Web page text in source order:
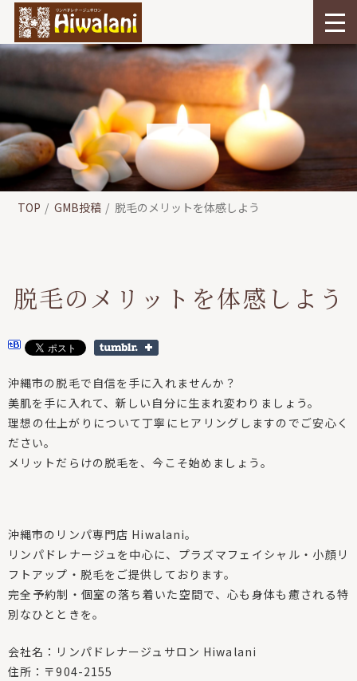
TOP GMB投稿 脱毛のメリットを体感しよう
脱毛のメリットを体感しよう
沖縄市の脱毛で自信を手に入れませんか？
美肌を手に入れて、新しい自分に生まれ変わりましょう。
理想の仕上がりについて丁寧にヒアリングしますのでご安心く
ださい。
メリットだらけの脱毛を、今こそ始めましょう。
沖縄市のリンパ専門店 Hiwalani。
リンパドレナージュを中心に、プラズマフェイシャル・小顔リ
フトアップ・脱毛をご提供しております。
完全予約制・個室の落ち着いた空間で、心も身体も癒される特
別なひとときを。
会社名：リンパドレナージュサロン Hiwalani
住所：〒904-2155